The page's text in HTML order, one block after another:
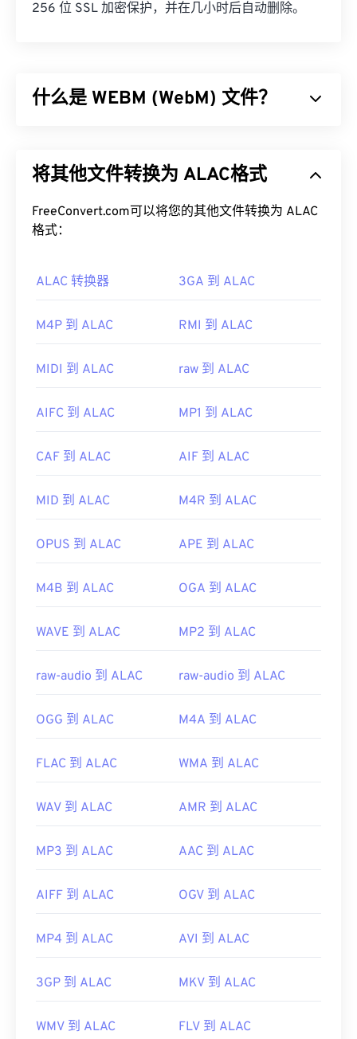
256 位 SSL 加密保护，并在几小时后自动删除。
什么是 WEBM (WebM) 文件？
它支持章节、字幕、副标题、元数据标签、流媒体、
WEBM 使用VP8或VP9编解码器压缩视频流，使用
Vorbis
如何打开 WEBM 文件？
上打开 WEBM 文件。其他适合打开 WEBM 的播放器
和适用于 Mac OS X 操作系统的Elmedia
独安装编解码器
。不过，大多数浏览器都支持
开发者： Google
CoreCodec, Inc。
有用的链接：
https://en.wikipedia.org/wiki/WebM
将其他文件转换为 ALAC格式
FreeConvert.com可以将您的其他文件转换为 ALAC
格式：
ALAC 转换器 3GA 到 ALAC
M4P 到 ALAC RMI 到 ALAC
MIDI 到 ALAC raw 到 ALAC
AIFC 到 ALAC MP1 到 ALAC
CAF 到 ALAC AIF 到 ALAC
MID 到 ALAC M4R 到 ALAC
OPUS 到 ALAC APE 到 ALAC
M4B 到 ALAC OGA 到 ALAC
WAVE 到 ALAC MP2 到 ALAC
raw-audio 到 ALAC raw-audio 到 ALAC
OGG 到 ALAC M4A 到 ALAC
FLAC 到 ALAC WMA 到 ALAC
WAV 到 ALAC AMR 到 ALAC
MP3 到 ALAC AAC 到 ALAC
AIFF 到 ALAC OGV 到 ALAC
MP4 到 ALAC AVI 到 ALAC
3GP 到 ALAC MKV 到 ALAC
WMV 到 ALAC FLV 到 ALAC